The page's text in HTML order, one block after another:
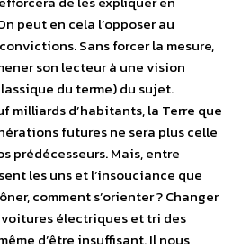
peut en cela l’opposer au
Sans forcer la mesure,
son lecteur à une vision
du terme) du sujet.
milliards d’habitants, la Terre que
futures ne sera plus celle
prédécesseurs. Mais, entre
les uns et l’insouciance que
comment s’orienter ? Changer
électriques et tri des
d’être insuffisant. Il nous